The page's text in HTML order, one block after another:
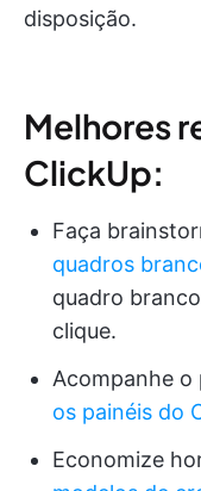
disposição.
Melhores
ClickUp:
Faça
quadros
quadro
clique.
Acompanhe o
os painéis do
Economize